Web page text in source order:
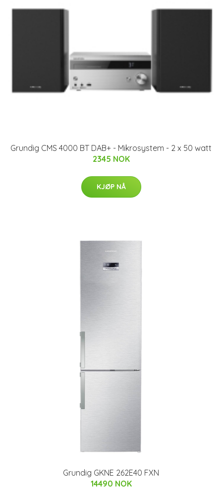
Grundig CMS 4000 BT DAB+ - Mikrosystem - 2 x 50 watt
2345 NOK
KJØP NÅ
Grundig GKNE 262E40 FXN
14490 NOK